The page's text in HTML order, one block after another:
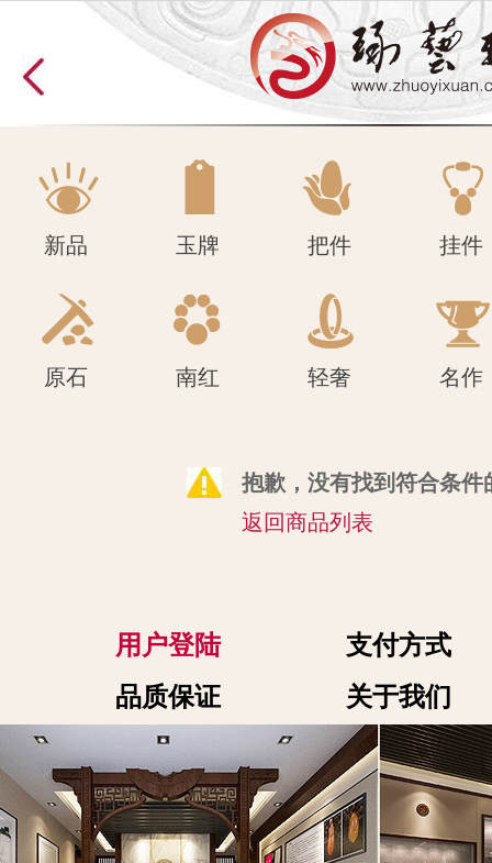
原石 南红 轻奢 名作
新品 玉牌 把件 挂件
原石 南红 轻奢 名作
抱歉，没有找到符合条件
返回商品列表
用户登陆
支付方式
品质保证
关于我们